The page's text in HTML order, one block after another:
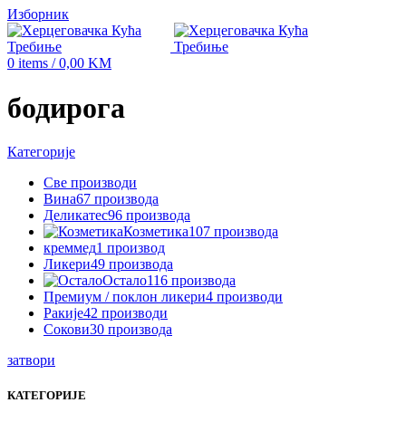
Изборник
0 items / 0,00 KM
бодирога
Категорије
Све производи
Вина67 производа
Деликатес96 производа
Козметика107 производа
креммед1 производ
Ликери49 производа
Остало116 производа
Премиум / поклон ликери4 производи
Ракије42 производи
Сокови30 производа
затвори
КАТЕГОРИЈЕ